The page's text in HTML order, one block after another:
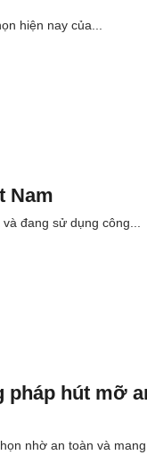
hiện nay của...
Nam
đang sử dụng công...
pháp hút mỡ
nhờ an toàn và